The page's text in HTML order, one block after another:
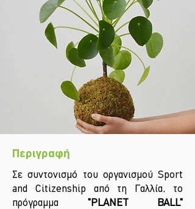
Περιγραφή
Σε συντονισμό του οργανισμού Sport
and Citizenship από τη Γαλλία, το
πρόγραμμα "PLANET BALL"